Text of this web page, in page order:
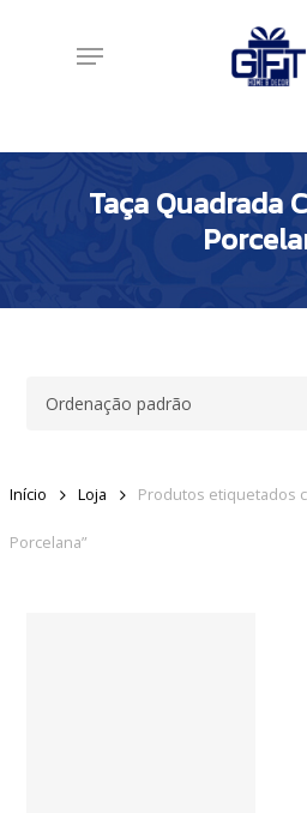
Menu
Taça Quadrada
Início Loja Produtos etiquetados
Porcelana”